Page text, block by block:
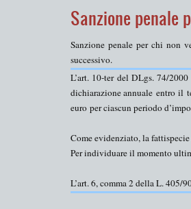
Sanzione penale
Sanzione penale per chi non
successivo.
L’art. 10-ter del DLgs. 74/
dichiarazione annuale entro il
euro per ciascun periodo
Come evidenziato, la fattispecie
Per individuare il momento
L’art. 6, comma 2 della L. 405/